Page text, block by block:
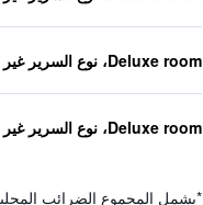
Deluxe room، نوع السرير غير معروف
Deluxe room، نوع السرير غير معروف
*يشمل المجموع الضرائب